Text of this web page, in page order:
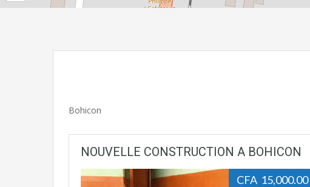
Bohicon
NOUVELLE CONSTRUCTION A BOHICON
CFA 15,000.00